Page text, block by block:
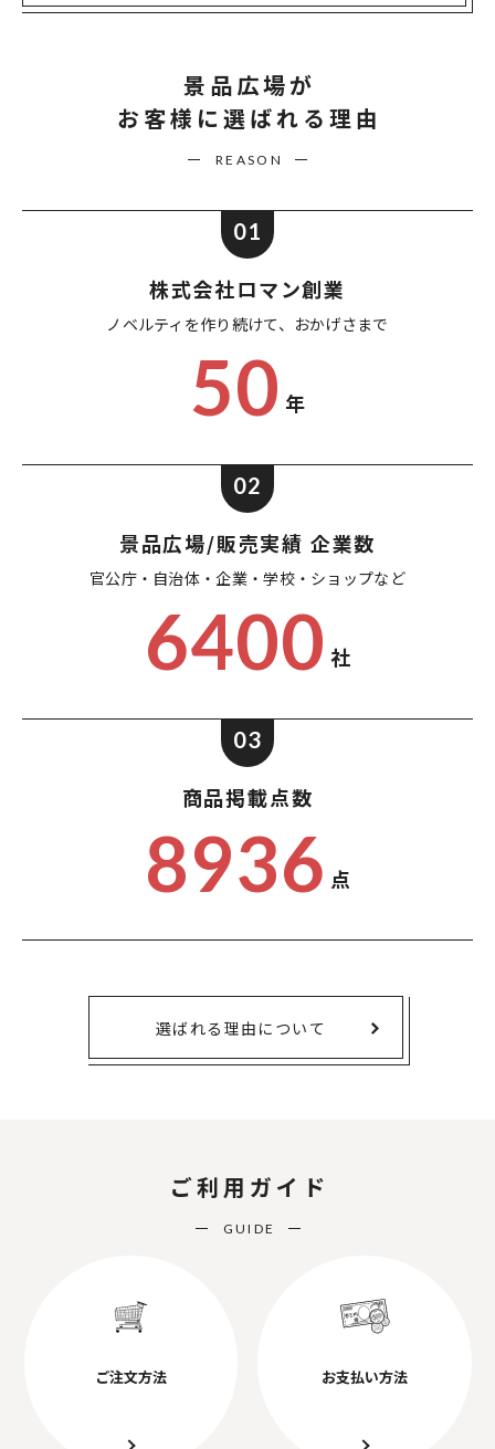
景品広場が
お客様に選ばれる理由
REASON
01
株式会社ロマン創業
ノベルティを作り続けて、 おかげさまで
50 年
02
景品広場/販売実績 企業数
官公庁・自治体・企業・学校・ショップなど
6400 社
03
商品掲載点数
8936 点
選ばれる理由について
ご利用ガイド
GUIDE
ご注文方法 お支払い方法